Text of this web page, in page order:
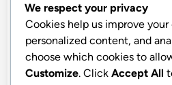
Pour éviter cette erreur, il est
les données historiques et
benchmarks réalistes. Par
campagnes similaires ont
We respect your privacy
Cookies help us improve
personalized content, and
choose which cookies to
Customize. Click Accept All